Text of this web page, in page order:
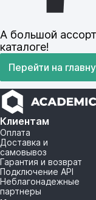
А большой
каталоге!
Перейти на
Клиентам
Оплата
Доставка и
самовывоз
Гарантия и возврат
Подключение API
Неблагонадежные
партнеры